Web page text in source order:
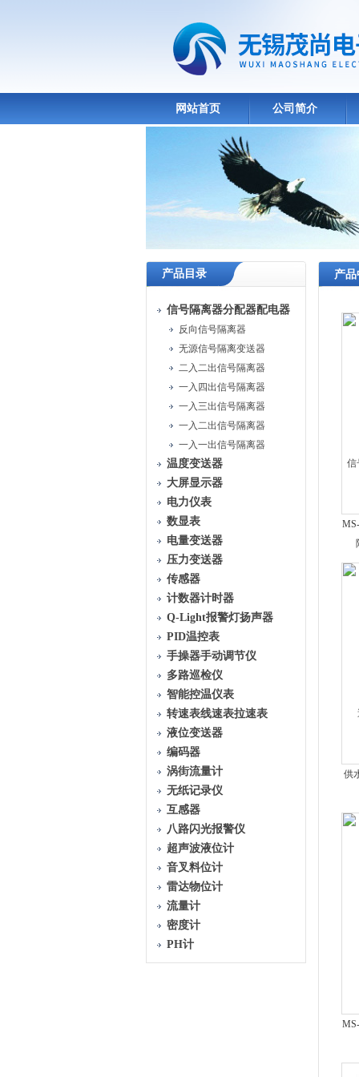
网站首页 公司简介
产品目录
信号隔离器分配器配电器
反向信号隔离器
无源信号隔离变送器
二入二出信号隔离器
一入四出信号隔离器
一入三出信号隔离器
一入二出信号隔离器
一入一出信号隔离器
温度变送器
大屏显示器
电力仪表
数显表
电量变送器
压力变送器
传感器
计数器计时器
Q-Light报警灯扬声器
PID温控表
手操器手动调节仪
多路巡检仪
智能控温仪表
转速表线速表拉速表
液位变送器
编码器
涡街流量计
无纸记录仪
互感器
八路闪光报警仪
超声波液位计
音叉料位计
雷达物位计
流量计
密度计
PH计
产
供